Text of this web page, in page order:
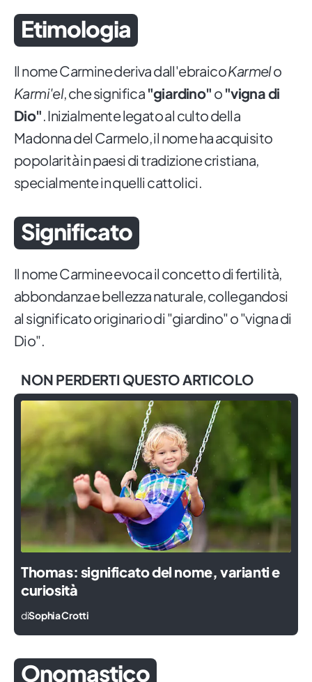
Etimologia
Il nome Carmine deriva dall'ebraicoKarmelo
Karmi'el, che significa "giardino" o "vigna di
Dio". Inizialmente legato al culto della
Madonna del Carmelo, il nome ha acquisito
popolarità in paesi di tradizione cristiana,
specialmente in quelli cattolici.
Significato
Il nome Carmine evoca il concetto di fertilità,
abbondanza e bellezza naturale, collegandosi
al significato originario di "giardino" o "vigna di
Dio".
NON PERDERTI QUESTO ARTICOLO
Thomas: significato del nome, varianti e
curiosità
diSophia Crotti
Onomastico